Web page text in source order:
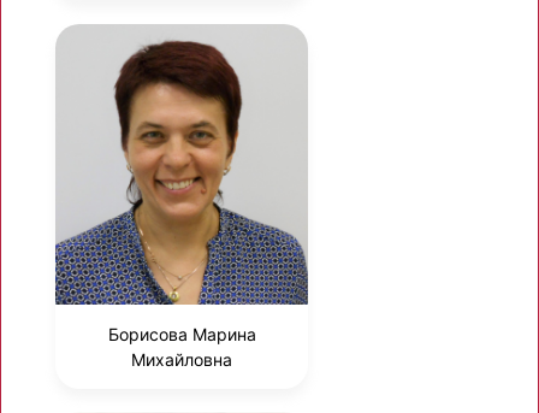
Борисова Марина
Михайловна